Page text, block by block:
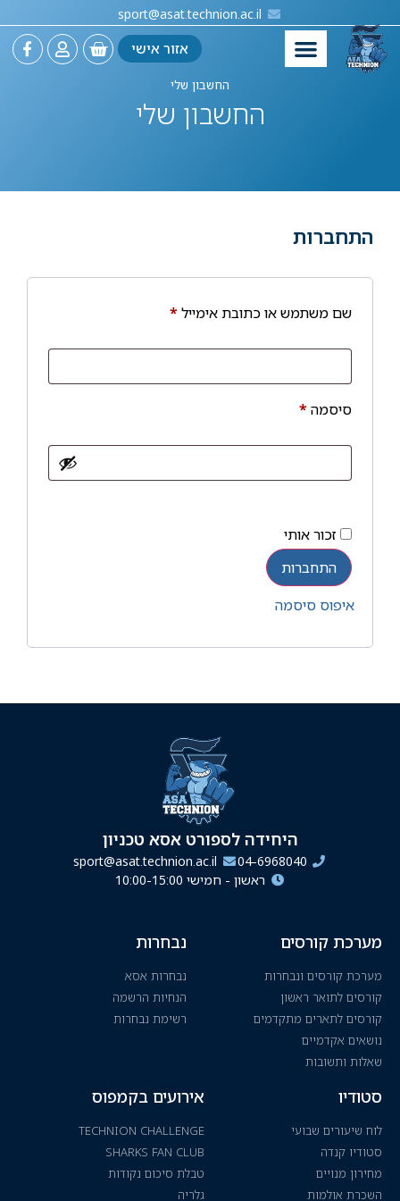
sport@asat.technion.ac.il
אזור אישי
החשבון שלי
החשבון שלי
התחברות
שם משתמש או כתובת אימייל *
סיסמה *
זכור אותי
התחברות
איפוס סיסמה
היחידה לספורט אסא טכניון
04-6968040
sport@asat.technion.ac.il
ראשון - חמישי 10:00-15:00
מערכת קורסים
מערכת קורסים ונבחרות
קורסים לתואר ראשון
קורסים לתארים מתקדמים
נושאים אקדמיים
שאלות ותשובות
נבחרות
נבחרות אסא
הנחיות הרשמה
רשימת נבחרות
סטודיו
לוח שיעורים שבועי
סטודיו קנדה
מחירון מנויים
השכרת אולמות
אירועים בקמפוס
TECHNION CHALLENGE
SHARKS FAN CLUB
טבלת סיכום נקודות
גלריה